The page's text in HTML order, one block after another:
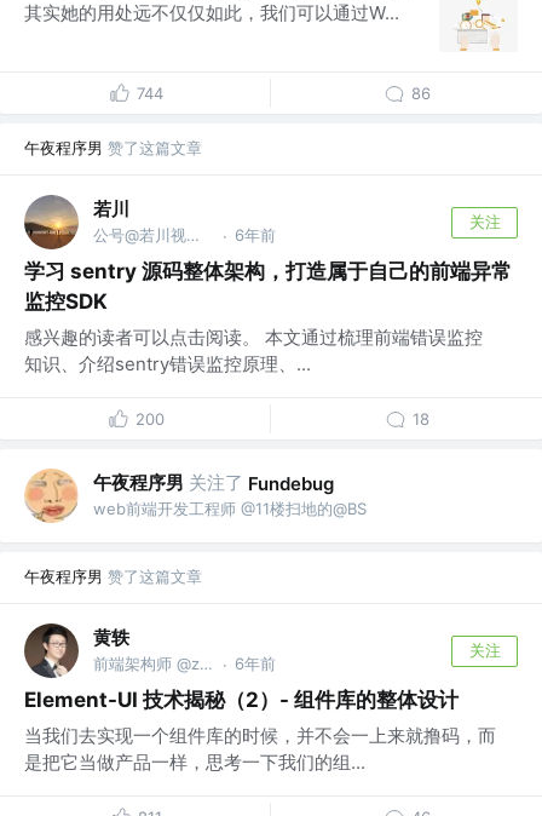
其实她的用处远不仅仅如此，我们可以通过W...
744 86
午夜程序男 赞了这篇文章
若川
公号@若川视野，源码共读！@vx ruochuan02 参与 · 6年前
关注
学习 sentry 源码整体架构，打造属于自己的前端异常
监控SDK
感兴趣的读者可以点击阅读。 本文通过梳理前端错误监控
知识、介绍sentry错误监控原理、...
200 18
午夜程序男 关注了 Fundebug
web前端开发工程师 @11楼扫地的@BS
午夜程序男 赞了这篇文章
黄轶
前端架构师 @zoom.us · 6年前
关注
Element-UI 技术揭秘（2）- 组件库的整体设计
当我们去实现一个组件库的时候，并不会一上来就撸码，而
是把它当做产品一样，思考一下我们的组...